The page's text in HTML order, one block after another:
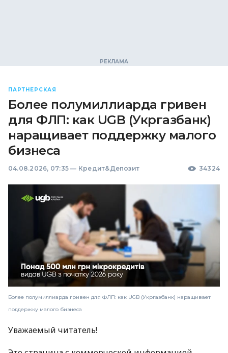
ПАРТНЕРСКАЯ
Более полумиллиарда гривен
для ФЛП: как UGB (Укргазбанк)
наращивает поддержку малого
бизнеса
04.08.2026, 07:35 — Кредит&Депозит 34324
Более полумиллиарда гривен для ФЛП: как UGB (Укргазбанк) наращивает
поддержку малого бизнеса
Уважаемый читатель!